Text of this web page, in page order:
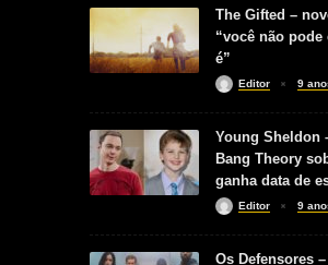
The Gifted –
“você não
é”
Editor 9
Young Sheldon
Bang Theory
ganha data de
Editor 9
Os Defensores